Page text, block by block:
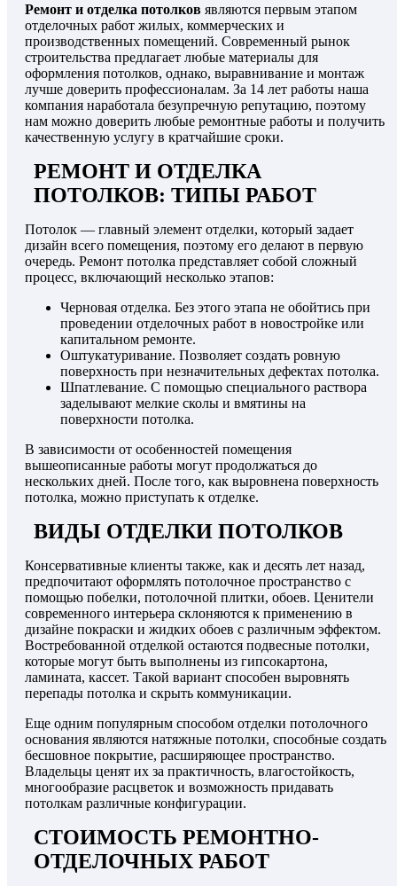
Ремонт и отделка потолков являются первым этапом
отделочных работ жилых, коммерческих и
производственных помещений. Современный рынок
строительства предлагает любые материалы для
оформления потолков, однако, выравнивание и монтаж
лучше доверить профессионалам. За 14 лет работы наша
компания наработала безупречную репутацию, поэтому
нам можно доверить любые ремонтные работы и получить
качественную услугу в кратчайшие сроки.
РЕМОНТ И ОТДЕЛКА
ПОТОЛКОВ: ТИПЫ РАБОТ
Потолок — главный элемент отделки, который задает
дизайн всего помещения, поэтому его делают в первую
очередь. Ремонт потолка представляет собой сложный
процесс, включающий несколько этапов:
Черновая отделка. Без этого этапа не обойтись при
проведении отделочных работ в новостройке или
капитальном ремонте.
Оштукатуривание. Позволяет создать ровную
поверхность при незначительных дефектах потолка.
Шпатлевание. С помощью специального раствора
заделывают мелкие сколы и вмятины на
поверхности потолка.
В зависимости от особенностей помещения
вышеописанные работы могут продолжаться до
нескольких дней. После того, как выровнена поверхность
потолка, можно приступать к отделке.
ВИДЫ ОТДЕЛКИ ПОТОЛКОВ
Консервативные клиенты также, как и десять лет назад,
предпочитают оформлять потолочное пространство с
помощью побелки, потолочной плитки, обоев. Ценители
современного интерьера склоняются к применению в
дизайне покраски и жидких обоев с различным эффектом.
Востребованной отделкой остаются подвесные потолки,
которые могут быть выполнены из гипсокартона,
ламината, кассет. Такой вариант способен выровнять
перепады потолка и скрыть коммуникации.
Еще одним популярным способом отделки потолочного
основания являются натяжные потолки, способные создать
бесшовное покрытие, расширяющее пространство.
Владельцы ценят их за практичность, влагостойкость,
многообразие расцветок и возможность придавать
потолкам различные конфигурации.
СТОИМОСТЬ РЕМОНТНО-
ОТДЕЛОЧНЫХ РАБОТ